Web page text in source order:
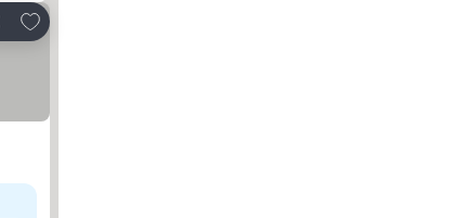
Adicionar aos favoritos